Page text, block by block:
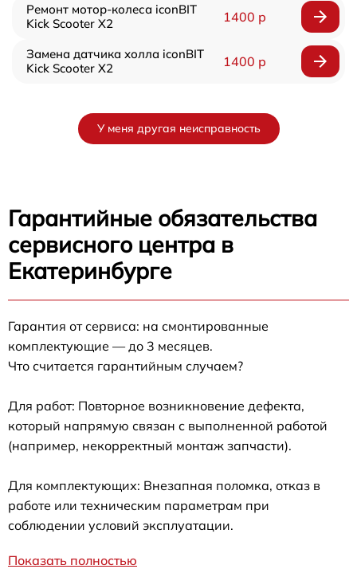
Ремонт мотор-колеса iconBIT
Kick Scooter X2
1400 р
Замена датчика холла iconBIT
Kick Scooter X2
1400 р
У меня другая неисправность
Гарантийные обязательства
сервисного центра в
Екатеринбурге
Гарантия от сервиса: на смонтированные
комплектующие — до 3 месяцев.
Что считается гарантийным случаем?
Для работ: Повторное возникновение дефекта,
который напрямую связан с выполненной работой
(например, некорректный монтаж запчасти).
Для комплектующих: Внезапная поломка, отказ в
работе или техническим параметрам при
соблюдении условий эксплуатации.
Показать полностью